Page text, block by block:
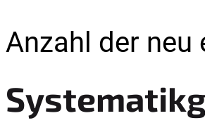
Anzahl der neu